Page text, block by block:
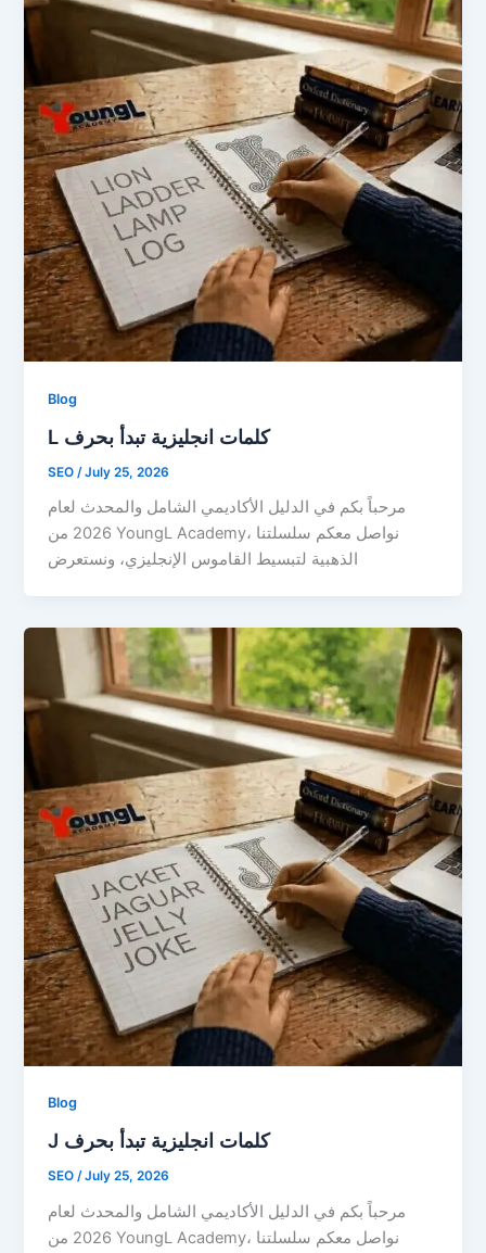
Blog
L كلمات انجليزية تبدأ بحرف
SEO /July 25, 2026
مرحباً بكم في الدليل الأكاديمي الشامل والمحدث لعام
2026 من YoungL Academy، نواصل معكم سلسلتنا
الذهبية لتبسيط القاموس الإنجليزي، ونستعرض
Blog
J كلمات انجليزية تبدأ بحرف
SEO/July 25, 2026
مرحباً بكم في الدليل الأكاديمي الشامل والمحدث لعام
2026 من YoungL Academy، نواصل معكم سلسلتنا